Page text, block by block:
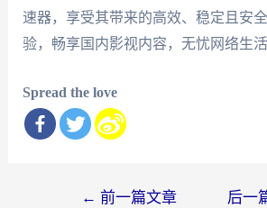
速器，享受其带来的高效、稳定且安
验，畅享国内影视内容，无忧网络生活
Spread the love
← 前一篇文章 后一